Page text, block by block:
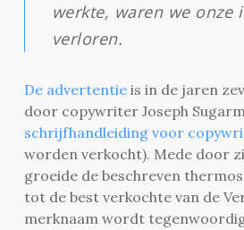
werkte, waren we onze
verloren.
De advertentieis in de jaren
door copywriter Joseph
schrijfhandleiding voor
worden verkocht). Mede door
groeide de beschreven
tot de best verkochte van de
merknaam wordt